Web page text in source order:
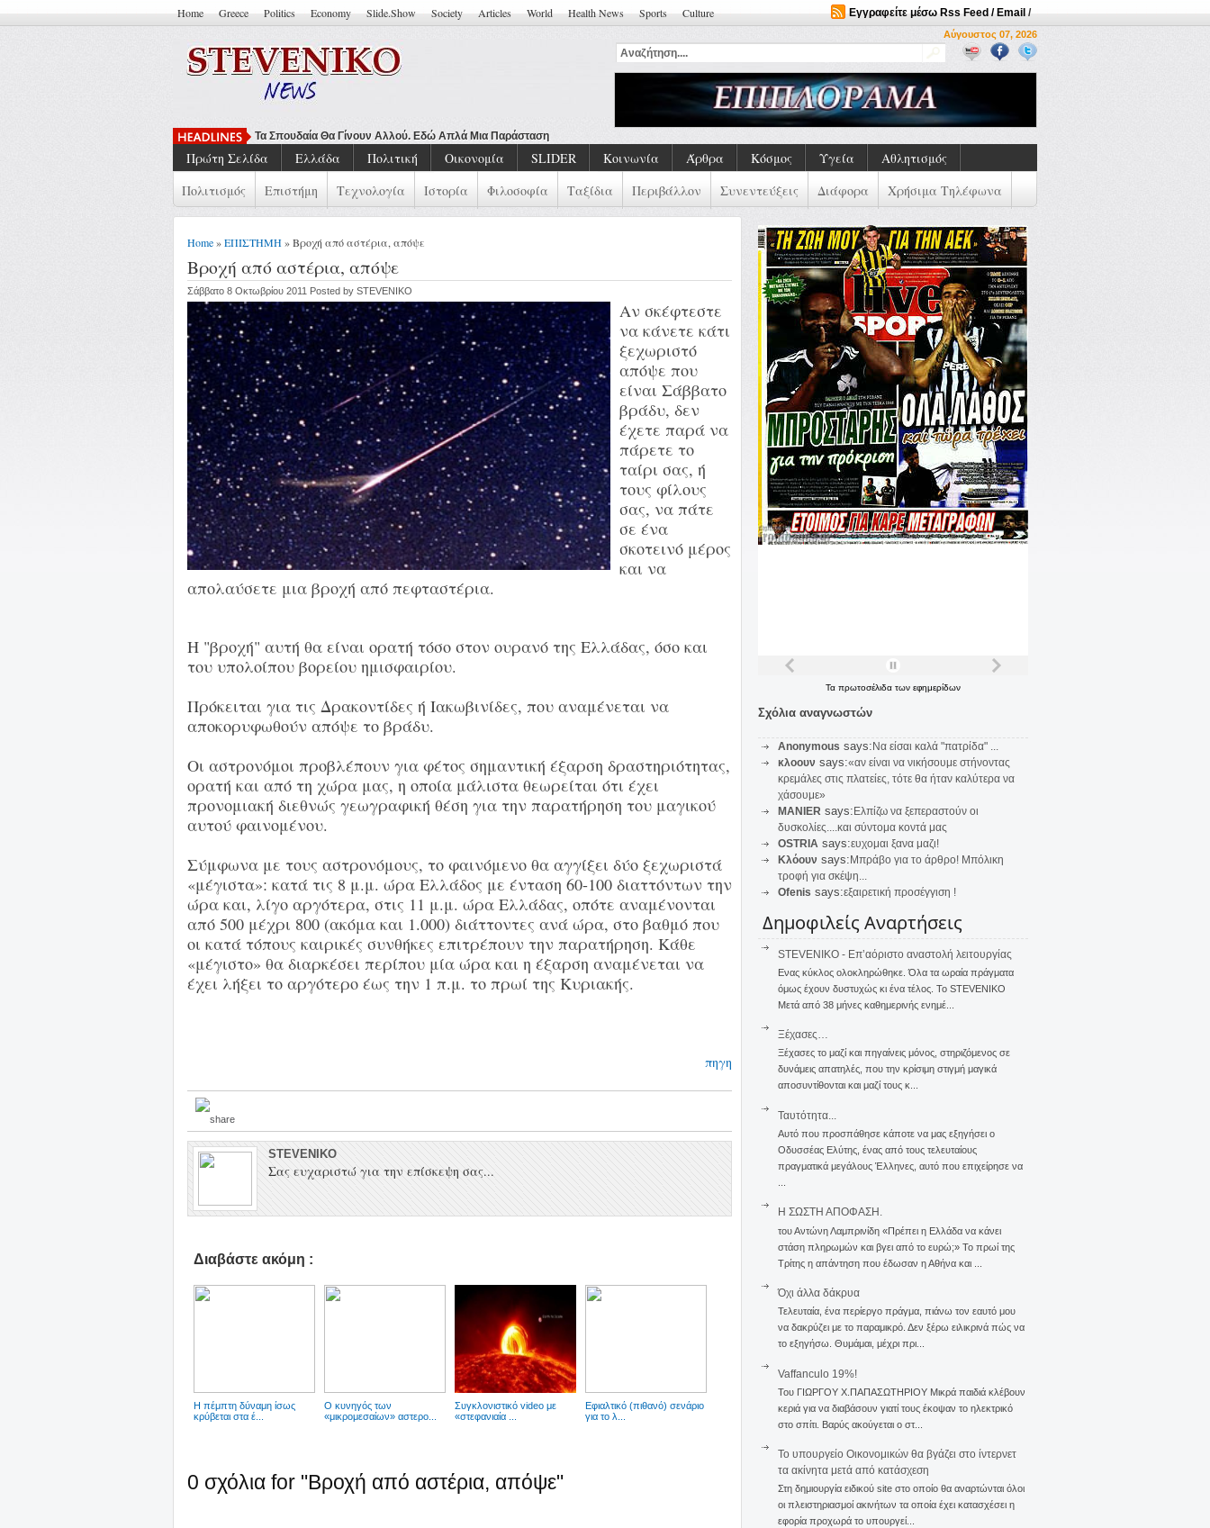
Home Greece Politics Economy Slide.Show Society Articles World Health News Sports Culture Εγγραφείτε μέσω Rss Feed / Email /
Αύγουστος 07, 2026
Τα Σπουδαία Θα Γίνουν Αλλού. Εδώ Απλά Μια Παράσταση
Πρώτη Σελίδα Ελλάδα Πολιτική Οικονομία SLIDER Κοινωνία Άρθρα Κόσμος Υγεία
Αθλητισμός
Πολιτισμός
Επιστήμη Τεχνολογία Ιστορία Φιλοσοφία Ταξίδια Περιβάλλον Συνεντεύξεις Διάφορα Χρήσιμα Τηλέφωνα
Home»ΕΠΙΣΤΗΜΗ» Βροχή από αστέρια, απόψε
Βροχή από αστέρια, απόψε
Σάββατο 8 Οκτωβρίου 2011 Posted by STEVENIKO
Αν σκέφτεστε
να κάνετε κάτι
ξεχωριστό
απόψε που
είναι Σάββατο
βράδυ, δεν
έχετε παρά να
πάρετε το
ταίρι σας, ή
τους φίλους
σας, να πάτε
σε ένα
σκοτεινό μέρος
και να
απολαύσετε μια βροχή από πεφταστέρια.
Η "βροχή" αυτή θα είναι ορατή τόσο στον ουρανό της Ελλάδας, όσο και
του υπολοίπου βορείου ημισφαιρίου.
Πρόκειται για τις Δρακοντίδες ή Ιακωβινίδες, που αναμένεται να
αποκορυφωθούν απόψε το βράδυ.
Οι αστρονόμοι προβλέπουν για φέτος σημαντική έξαρση δραστηριότητας,
ορατή και από τη χώρα μας, η οποία μάλιστα θεωρείται ότι έχει
προνομιακή διεθνώς γεωγραφική θέση για την παρατήρηση του μαγικού
αυτού φαινομένου.
Σύμφωνα με τους αστρονόμους, το φαινόμενο θα αγγίξει δύο ξεχωριστά
«μέγιστα»: κατά τις 8 μ.μ. ώρα Ελλάδος με ένταση 60-100 διαττόντων την
ώρα και, λίγο αργότερα, στις 11 μ.μ. ώρα Ελλάδας, οπότε αναμένονται
από 500 μέχρι 800 (ακόμα και 1.000) διάττοντες ανά ώρα, στο βαθμό που
οι κατά τόπους καιρικές συνθήκες επιτρέπουν την παρατήρηση. Κάθε
«μέγιστο» θα διαρκέσει περίπου μία ώρα και η έξαρση αναμένεται να
έχει λήξει το αργότερο έως την 1 π.μ. το πρωί της Κυριακής.
πηγη
STEVENIKO
Σας ευχαριστώ για την επίσκεψη σας...
Διαβάστε ακόμη :
Η πέμπτη δύναμη ίσως
κρύβεται στα έ...
Ο κυνηγός των
«μικρομεσαίων» αστερο...
Συγκλονιστικό video με
«στεφανιαία ...
Εφιαλτικό (πιθανό) σενάριο
για το λ...
0 σχόλια for "Βροχή από αστέρια, απόψε"
Τα πρωτοσέλιδα των εφημερίδων
Σχόλια αναγνωστών
Anonymous says: Να είσαι καλά "πατρίδα" ...
κλοουν says:«αν είναι να νικήσουμε στήνοντας
κρεμάλες στις πλατείες, τότε θα ήταν καλύτερα να
χάσουμε»
MANIER says: Ελπίζω να ξεπεραστούν οι
δυσκολίες....και σύντομα κοντά μας
OSTRIA says:ευχομαι ξανα μαζι!
Κλόουν says: Μπράβο για το άρθρο! Μπόλικη
τροφή για σκέψη...
Ofenis says:εξαιρετική προσέγγιση !
Δημοφιλείς Αναρτήσεις
STEVENIKO - Επ’αόριστο αναστολή λειτουργίας
Ενας κύκλος ολοκληρώθηκε. Όλα τα ωραία πράγματα
όμως έχουν δυστυχώς κι ένα τέλος. Το STEVENIKO
Μετά από 38 μήνες καθημερινής ενημέ...
Ξέχασες…
Ξέχασες το μαζί και πηγαίνεις μόνος, στηριζόμενος σε
δυνάμεις απατηλές, που την κρίσιμη στιγμή μαγικά
αποσυντίθονται και μαζί τους κ...
Ταυτότητα...
Αυτό που προσπάθησε κάποτε να μας εξηγήσει ο
Οδυσσέας Ελύτης, ένας από τους τελευταίους
πραγματικά μεγάλους Έλληνες, αυτό που επιχείρησε να
Η ΣΩΣΤΗ ΑΠΟΦΑΣΗ.
του Αντώνη Λαμπρινίδη «Πρέπει η Ελλάδα να κάνει
στάση πληρωμών και βγει από το ευρώ;» Το πρωί της
Τρίτης η απάντηση που έδωσαν η Αθήνα και ...
Όχι άλλα δάκρυα
Τελευταία, ένα περίεργο πράγμα, πιάνω τον εαυτό μου
να δακρύζει με το παραμικρό. Δεν ξέρω ειλικρινά πώς να
το εξηγήσω. Θυμάμαι, μέχρι πρι...
Vaffanculo 19%!
Του ΓΙΩΡΓΟΥ Χ.ΠΑΠΑΣΩΤΗΡΙΟΥ Μικρά παιδιά κλέβουν
κεριά για να διαβάσουν γιατί τους έκοψαν το ηλεκτρικό
στο σπίτι. Βαρύς ακούγεται ο στ...
To υπουργείο Οικονομικών θα βγάζει στο ίντερνετ
τα ακίνητα μετά από κατάσχεση
Στη δημιουργία ειδικού site στο οποίο θα αναρτώνται όλοι
οι πλειστηριασμοί ακινήτων τα οποία έχει κατασχέσει η
εφορία προχωρά το υπουργεί...